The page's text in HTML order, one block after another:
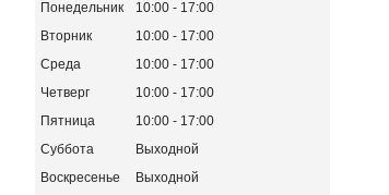
Понедельник 10:00
17:00
Вторник
10:00
17:00
Среда
10:00
17:00
Четверг
10:00
17:00
Пятница
10:00
17:00
Суббота
Выходной
Воскресенье
Выходной